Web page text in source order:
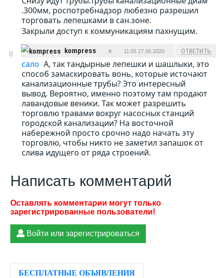
.300мм, роспотребнадзор любезно разрешил
торговать лепешками в сан.зоне.
Закрыли доступ к коммуникациям пахнущим.
0 kompress # 11:05 27.06.2020 ОТВЕТИТЬ
сало А, так тандырные лепешки и шашлыки, это
способ замаскировать вонь, которые источают
канализационные трубы? Это интересный
вывод. Вероятно, именно поэтому там продают
лавандовые веники. Так может разрешить
торговлю травами вокруг насосных станций
городской канализации? На восточной
набережной просто срочно надо начать эту
торговлю, чтобы никто не заметил запашок от
слива идущего от ряда строений.
Написать комментарий
Войти или зарегистрироваться
БЕСПЛАТНЫЕ ОБЪЯВЛЕНИЯ